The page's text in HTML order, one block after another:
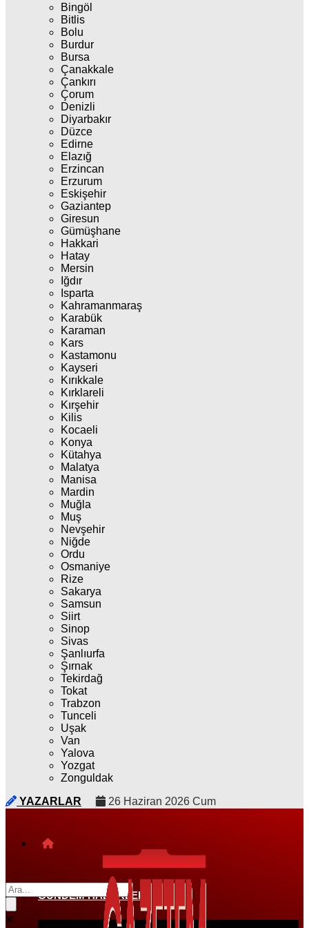
Bingöl
Bitlis
Bolu
Burdur
Bursa
Çanakkale
Çankırı
Çorum
Denizli
Diyarbakır
Düzce
Edirne
Elazığ
Erzincan
Erzurum
Eskişehir
Gaziantep
Giresun
Gümüşhane
Hakkari
Hatay
Mersin
Iğdır
Isparta
Kahramanmaraş
Karabük
Karaman
Kars
Kastamonu
Kayseri
Kırıkkale
Kırklareli
Kırşehir
Kilis
Kocaeli
Konya
Kütahya
Malatya
Manisa
Mardin
Muğla
Muş
Nevşehir
Niğde
Ordu
Osmaniye
Rize
Sakarya
Samsun
Siirt
Sinop
Sivas
Şanlıurfa
Şırnak
Tekirdağ
Tokat
Trabzon
Tunceli
Uşak
Van
Yalova
Yozgat
Zonguldak
YAZARLAR
26 Haziran 2026 Cum
GÜNDEM HABERLERI